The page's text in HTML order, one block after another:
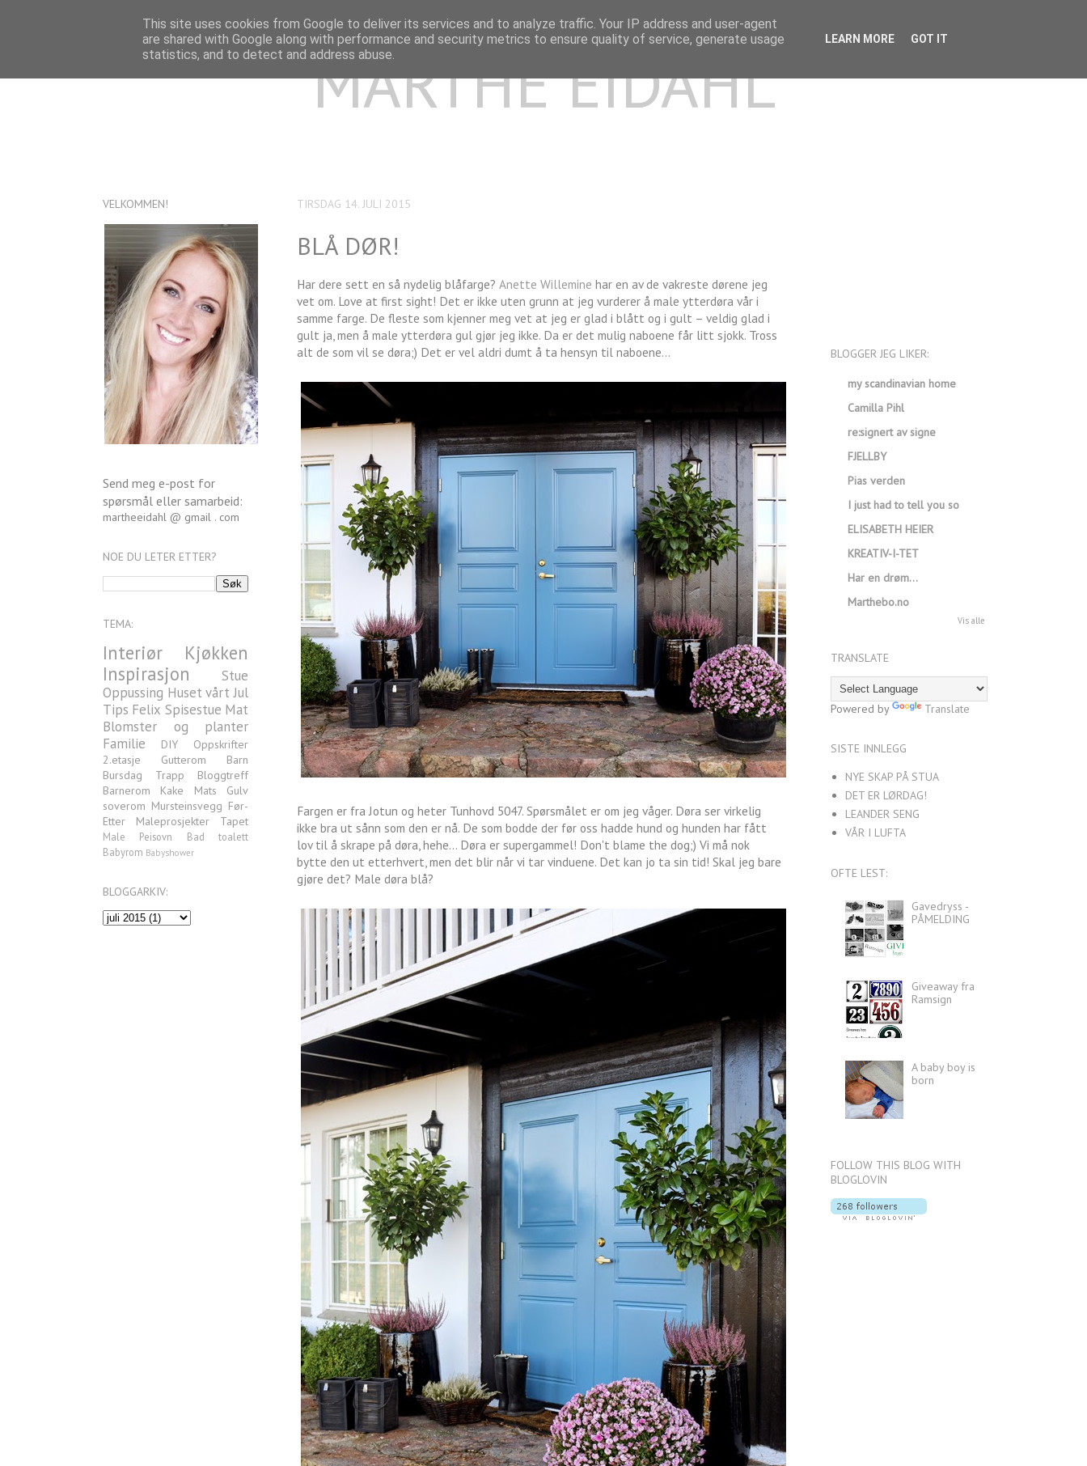
MARTHE EIDAHL
TIRSDAG 14. JULI 2015
BLÅ DØR!
Har dere sett en så nydelig blåfarge? Anette Willemine har en av de vakreste dørene jeg
vet om. Love at first sight! Det er ikke uten grunn at jeg vurderer å male ytterdøra vår i
samme farge. De fleste som kjenner meg vet at jeg er glad i blått og i gult – veldig glad i
gult ja, men å male ytterdøra gul gjør jeg ikke. Da er det mulig naboene får litt sjokk. Tross
alt de som vil se døra;) Det er vel aldri dumt å ta hensyn til naboene...
Fargen er fra Jotun og heter Tunhovd 5047. Spørsmålet er om jeg våger. Døra ser virkelig
ikke bra ut sånn som den er nå. De som bodde der før oss hadde hund og hunden har fått
lov til å skrape på døra, hehe... Døra er supergammel! Don't blame the dog;) Vi må nok
bytte den ut etterhvert, men det blir når vi tar vinduene. Det kan jo ta sin tid! Skal jeg bare
gjøre det? Male døra blå?
VELKOMMEN!
Send meg e-post for
spørsmål eller samarbeid:
martheeidahl @ gmail . com
NOE DU LETER ETTER?
TEMA:
Interiør
Kjøkken
Inspirasjon
Stue
Oppussing Huset vårt Jul
Tips Felix Spisestue Mat
Blomster og planter
Familie
DIY
Oppskrifter
2.etasje
Gutterom
Barn
Bursdag
Trapp
Bloggtreff
Barnerom
Kake Mats
Gulv
soverom Mursteinsvegg Før-
Etter
Maleprosjekter Tapet
Male Peisovn Bad
toalett
Babyrom Babyshower
BLOGGARKIV:
BLOGGER JEG LIKER:
my scandinavian home
Camilla Pihl
re:signert av signe
FJELLBY
Pias verden
I just had to tell you so
ELISABETH HEIER
KREATIV-I-TET
Har en drøm…
Marthebo.no
Vis alle
TRANSLATE
Powered by Translate
SISTE INNLEGG
NYE SKAP PÅ STUA
DET ER LØRDAG!
LEANDER SENG
VÅR I LUFTA
OFTE LEST:
Gavedryss -
PÅMELDING
Giveaway fra
Ramsign
A baby boy is
born
FOLLOW THIS BLOG WITH
BLOGLOVIN
This site uses cookies from Google to deliver its services and to analyze traffic. Your IP address and user-agent
are shared with Google along with performance and security metrics to ensure quality of service, generate usage
statistics, and to detect and address abuse.
LEARN MORE GOT IT